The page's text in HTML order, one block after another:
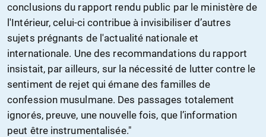
conclusions du rapport rendu public par le ministère de
l'Intérieur, celui-ci contribue à invisibiliser d’autres
sujets prégnants de l'actualité nationale et
internationale. Une des recommandations du rapport
insistait, par ailleurs, sur la nécessité de lutter contre le
sentiment de rejet qui émane des familles de
confession musulmane. Des passages totalement
ignorés, preuve, une nouvelle fois, que l’information
peut être instrumentalisée."